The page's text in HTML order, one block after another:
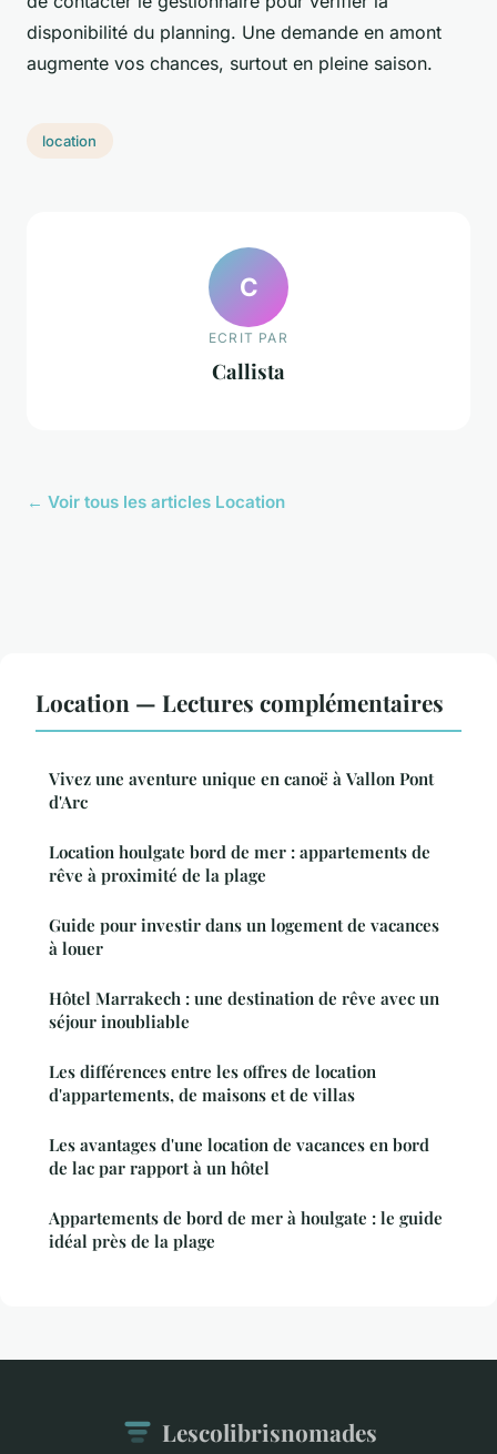
disponibilité du planning. Une demande en amont
augmente vos chances, surtout en pleine saison.
location
C
ECRIT PAR
Callista
← Voir tous les articles Location
Location — Lectures complémentaires
Vivez une aventure unique en canoë à Vallon Pont
d'Arc
Location houlgate bord de mer : appartements de
rêve à proximité de la plage
Guide pour investir dans un logement de vacances
à louer
Hôtel Marrakech : une destination de rêve avec un
séjour inoubliable
Les différences entre les offres de location
d'appartements, de maisons et de villas
Les avantages d'une location de vacances en bord
de lac par rapport à un hôtel
Appartements de bord de mer à houlgate : le guide
idéal près de la plage
Lescolibrisnomades